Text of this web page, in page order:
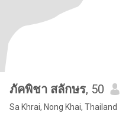
ภัคพิชา สลักษร, 50
Sa Khrai, Nong Khai, Thailand